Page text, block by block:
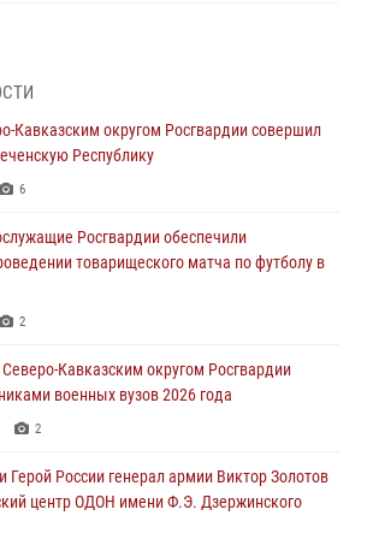
1
выставку вооружения для участников сбора
приняли участие в митинге, посвященном
ВСУ на территорию области
травматическим пистолетом
Кавказским округом Росгвардии совершил
Республику
6
Росгвардии обеспечили
товарищеского матча по футболу в
2
Кавказским округом Росгвардии
военных вузов 2026 года
2
Герой России генерал армии Виктор Золотов
центр ОДОН имени Ф.Э. Дзержинского